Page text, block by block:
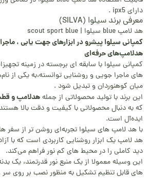
دارای ipx5 .
معرفی برند سیلوا (SILVA)
هد لامپ blue سیلوا | scout sport blue
کمپانی سیلوا پیشرو در ابزارهای جهت یابی ،
هدلامپ‌های حرفه‌ای
کمپانی سیلوا با سابقه‌ ای برجسته در زمینه
های ماجرا جویی و روشنایی توانسته،به یکی از
میان کوهنوردان و تبدیل شود .
این برند با تولید محصولاتی از جملههدلامپ و
که به دنبال محصولاتی با کیفیت و دقت بالا
ایده‌آل است.
با هد لامپ های سیلوا تجربه‌ای روشن تر از
هد لامپ یک ابزار روشنایی کاربردی است که با
دید کاملی را در محیط‌ های کم ‌نور فراهم می‌کند.
این وسیله معمولا از یک منبع نور قدرتمند، یک
های قابل تنظیم تشکیل به منظور نصب بر روی سر